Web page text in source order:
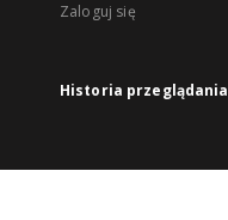
Zaloguj się
Historia przeglądania